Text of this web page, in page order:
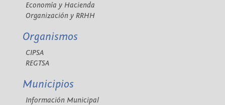
Economía y Hacienda
Organización y RRHH
Organismos
CIPSA
REGTSA
Municipios
Información Municipal